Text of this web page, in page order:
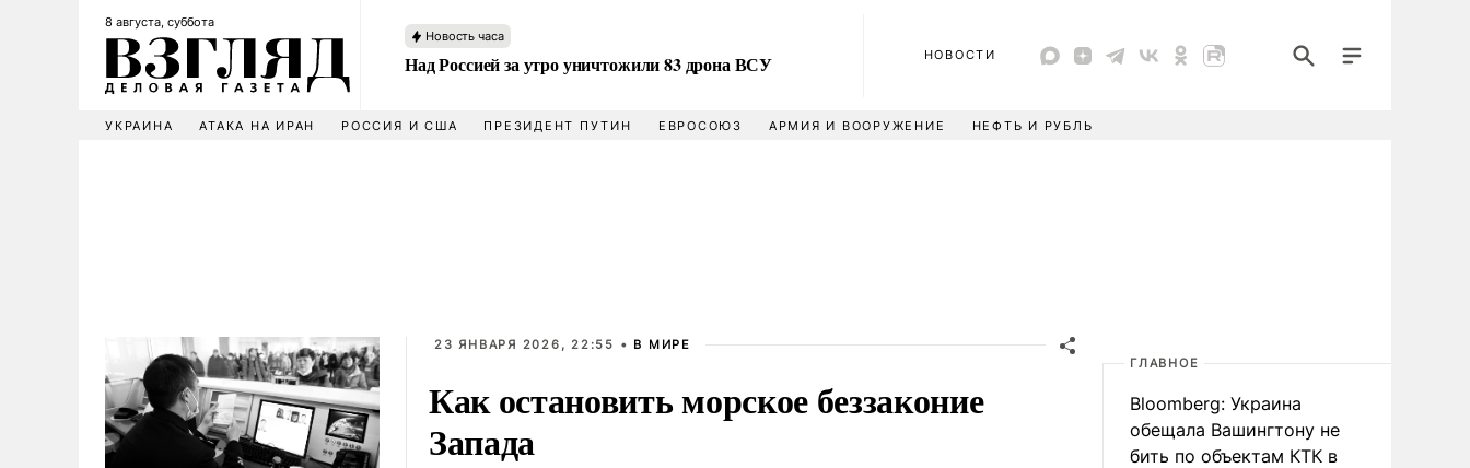
8 августа, суббота
Новость часа
Над Россией за утро уничтожили 83 дрона ВСУ НОВОСТИ
УКРАИНА АТАКА НА ИРАН РОССИЯ И США ПРЕЗИДЕНТ ПУТИН ЕВРОСОЮЗ АРМИЯ И ВООРУЖЕНИЕ НЕФТЬ И РУБЛЬ
23 ЯНВАРЯ 2026, 22:55 • В МИРЕ
Как остановить морское беззаконие
Запада
ГЛАВНОЕ
Bloomberg: Украина
обещала Вашингтону не
бить по объектам КТК в